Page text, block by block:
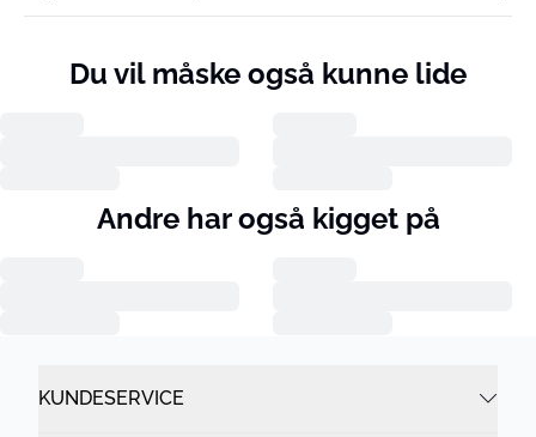
Du vil måske også kunne lide
Andre har også kigget på
KUNDESERVICE